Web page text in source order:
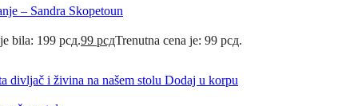
– Sandra Skopetoun
bila: 199 рсд.99 рсдTrenutna cena je: 99 рсд.
Dodaj u korpu